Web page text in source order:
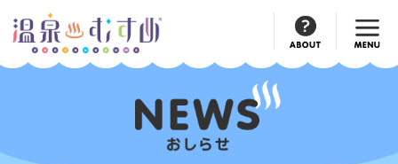
Official
Account